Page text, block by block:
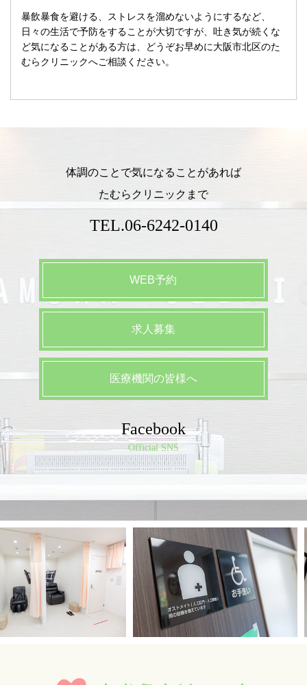
暴飲暴食を避ける、ストレスを溜めないようにするなど、
日々の生活で予防をすることが大切ですが、吐き気が続くな
ど気になることがある方は、どうぞお早めに大阪市北区のた
むらクリニックへご相談ください。
体調のことで気になることがあれば
たむらクリニックまで
TEL.06-6242-0140
WEB予約
求人募集
医療機関の皆様へ
Facebook
Official SNS